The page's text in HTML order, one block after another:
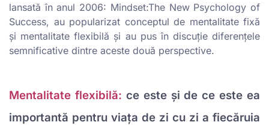
lansată în anul 2006: Mindset:The New Psychology of
Success, au popularizat conceptul de mentalitate fixă
și mentalitate flexibilă și au pus în discuție diferențele
semnificative dintre aceste două perspective.
Mentalitate flexibilă: ce este și de ce este ea
importantă pentru viața de zi cu zi a fiecăruia